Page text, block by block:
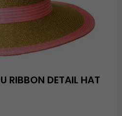
RIBBON DETAIL HAT